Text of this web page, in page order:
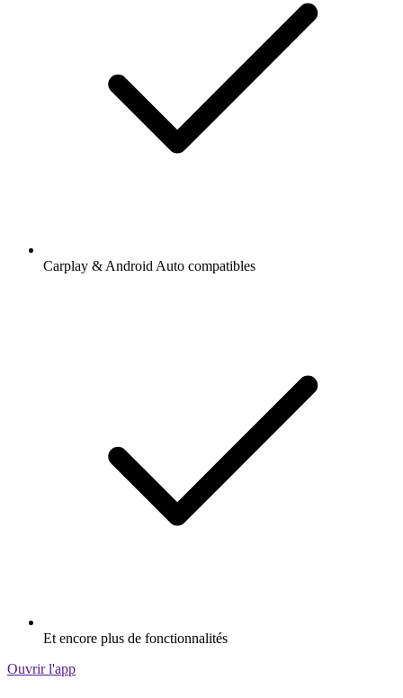
Carplay & Android Auto compatibles
Et encore plus de fonctionnalités
Ouvrir l'app